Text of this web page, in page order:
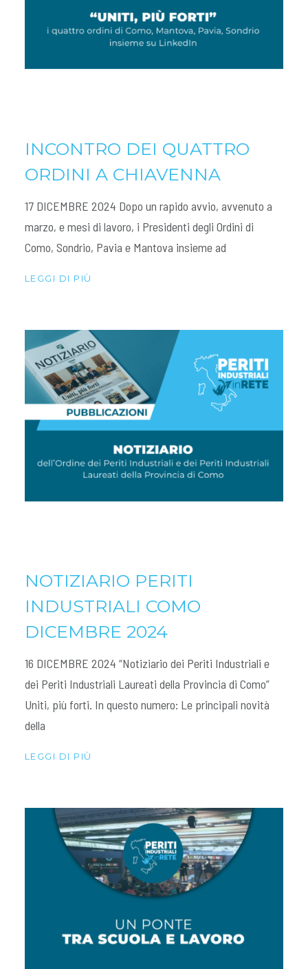
INCONTRO DEI QUATTRO
ORDINI A CHIAVENNA
17 DICEMBRE 2024 Dopo un rapido avvio, avvenuto a
marzo, e mesi di lavoro, i Presidenti degli Ordini di
Como, Sondrio, Pavia e Mantova insieme ad
LEGGI DI PIÙ
NOTIZIARIO PERITI
INDUSTRIALI COMO
DICEMBRE 2024
16 DICEMBRE 2024 “Notiziario dei Periti Industriali e
dei Periti Industriali Laureati della Provincia di Como”
Uniti, più forti. In questo numero: Le principali novità
della
LEGGI DI PIÙ